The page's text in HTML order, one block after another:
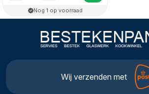
Nog 1 op voorraad
Wij verzenden met